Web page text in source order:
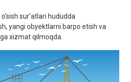
sur’atlari hududda
yangi obyektlarni barpo etish va
xizmat qilmoqda.